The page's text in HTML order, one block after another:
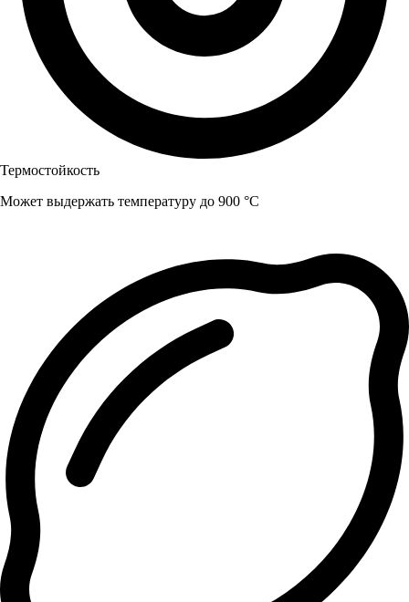
Термостойкость
Может выдержать температуру до 900 °C